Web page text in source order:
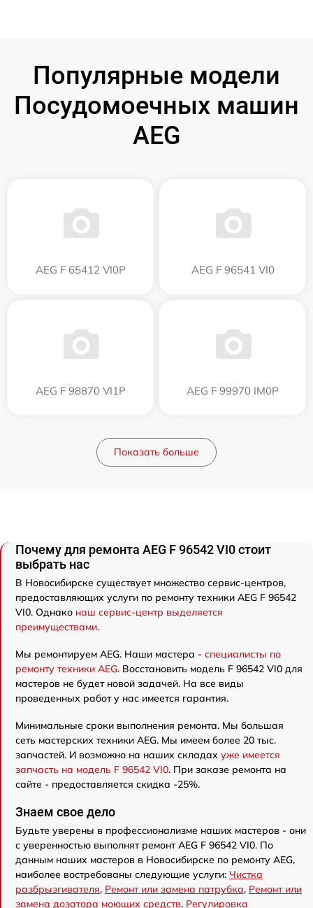
Популярные модели
Посудомоечных машин
AEG
AEG F 65412 VI0P AEG F 96541 VI0
AEG F 98870 VI1P AEG F 99970 IM0P
Показать больше
Почему для ремонта AEG F 96542 VI0 стоит
выбрать нас
В Новосибирске существует множество сервис-центров,
предоставляющих услуги по ремонту техники AEG F 96542
VI0. Однако наш сервис-центр выделяется
преимуществами.
Мы ремонтируем AEG. Наши мастера - специалисты по
ремонту техники AEG. Восстановить модель F 96542 VI0 для
мастеров не будет новой задачей. На все виды
проведенных работ у нас имеется гарантия.
Минимальные сроки выполнения ремонта. Мы большая
сеть мастерских техники AEG. Мы имеем более 20 тыс.
запчастей. И возможно на наших складах уже имеется
запчасть на модель F 96542 VI0. При заказе ремонта на
сайте - предоставляется скидка -25%.
Знаем свое дело
Будьте уверены в профессионализме наших мастеров - они
с уверенностью выполнят ремонт AEG F 96542 VI0. По
данным наших мастеров в Новосибирске по ремонту AEG,
наиболее востребованы следующие услуги: Чистка
разбрызгивателя, Ремонт или замена патрубка, Ремонт или
замена дозатора моющих средств, Регулировка